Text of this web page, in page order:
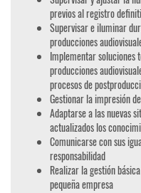
previos al registro
Supervisar e iluminar
producciones
Implementar soluciones
producciones
procesos de
Gestionar la impresión
Adaptarse a las nuevas
actualizados los
Comunicarse con sus
responsabilidad
Realizar la gestión
pequeña empresa